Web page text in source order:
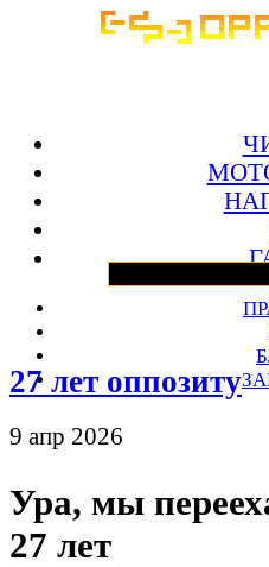
27 лет оппозиту
9 апр 2026
Ура, мы
27 лет